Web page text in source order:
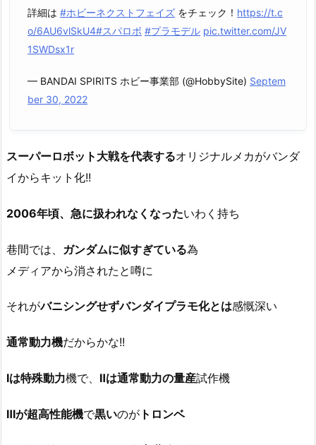
詳細は #ホビーネクストフェイズ をチェック！ https://t.c
o/6AU6vlSkU4#スパロボ #プラモデル pic.twitter.com/JV
1SWDsx1r
— BANDAI SPIRITS ホビー事業部 (@HobbySite) Septem
ber 30, 2022
スーパーロボット大戦を代表するオリジナルメカがバンダ
イからキット化!!
2006年頃、急に扱われなくなったいわく持ち
巷間では、 ガンダムに似すぎている為
メディアから消されたと噂に
それがバニシングせずバンダイプラモ化とは感慨深い
通常動力機だからかな!!
Ⅰは特殊動力機で、 Ⅱは通常動力の量産試作機
Ⅲが超高性能機で黒いのが トロンベ